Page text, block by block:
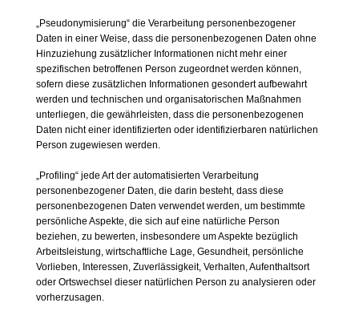
„Pseudonymisierung“ die Verarbeitung personenbezogener
Daten in einer Weise, dass die personenbezogenen Daten ohne
Hinzuziehung zusätzlicher Informationen nicht mehr einer
spezifischen betroffenen Person zugeordnet werden können,
sofern diese zusätzlichen Informationen gesondert aufbewahrt
werden und technischen und organisatorischen Maßnahmen
unterliegen, die gewährleisten, dass die personenbezogenen
Daten nicht einer identifizierten oder identifizierbaren natürlichen
Person zugewiesen werden.
„Profiling“ jede Art der automatisierten Verarbeitung
personenbezogener Daten, die darin besteht, dass diese
personenbezogenen Daten verwendet werden, um bestimmte
persönliche Aspekte, die sich auf eine natürliche Person
beziehen, zu bewerten, insbesondere um Aspekte bezüglich
Arbeitsleistung, wirtschaftliche Lage, Gesundheit, persönliche
Vorlieben, Interessen, Zuverlässigkeit, Verhalten, Aufenthaltsort
oder Ortswechsel dieser natürlichen Person zu analysieren oder
vorherzusagen.